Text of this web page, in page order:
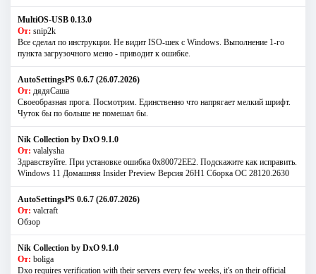
MultiOS-USB 0.13.0
От: snip2k
Все сделал по инструкции. Не видит ISO-шек с Windows. Выполнение 1-го
пункта загрузочного меню - приводит к ошибке.
AutoSettingsPS 0.6.7 (26.07.2026)
От: дядяСаша
Своеобразная прога. Посмотрим. Единственно что напрягает мелкий шрифт.
Чуток бы по больше не помешал бы.
Nik Collection by DxO 9.1.0
От: valalysha
Здравствуйте. При установке ошибка 0х80072EE2. Подскажите как исправить.
Windows 11 Домашняя Insider Preview Версия 26H1 Сборка ОС 28120.2630
AutoSettingsPS 0.6.7 (26.07.2026)
От: valcraft
Обзор
Nik Collection by DxO 9.1.0
От: boliga
Dxo requires verification with their servers every few weeks, it's on their official